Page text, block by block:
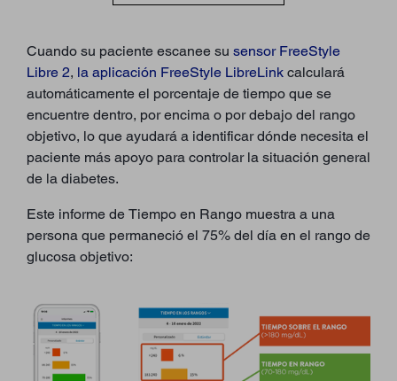
Cuando su paciente escanee su sensor FreeStyle
Libre 2, la aplicación FreeStyle LibreLink calculará
automáticamente el porcentaje de tiempo que se
encuentre dentro, por encima o por debajo del rango
objetivo, lo que ayudará a identificar dónde necesita el
paciente más apoyo para controlar la situación general
de la diabetes.
Este informe de Tiempo en Rango muestra a una
persona que permaneció el 75% del día en el rango de
glucosa objetivo: